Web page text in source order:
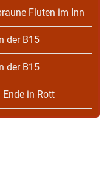
Fluten im Inn
der B15
der B15
Ende in Rott